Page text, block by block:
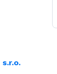
s.r.o.